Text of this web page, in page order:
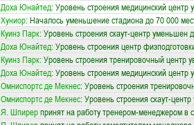
Доха Юнайтед: Уровень строения медицинский центр
Хуниор: Началось уменьшение стадиона до 70 000
Куинз Парк: Уровень строения скаут-центр уменьшен
Доха Юнайтед: Уровень строения центр
Куинз Парк: Уровень строения тренировочный центр
Доха Юнайтед: Уровень строения медицинский центр
Омниспортc де Мекнес: Уровень строения
Омниспортc де Мекнес: Уровень строения скаут-
Я. Шпирерпринят на работу тренером-менеджером в